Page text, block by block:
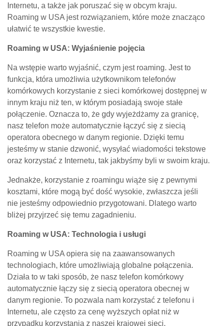
Internetu, a także jak poruszać się w obcym kraju.
Roaming w USA jest rozwiązaniem, które może znacząco
ułatwić te wszystkie kwestie.
Roaming w USA: Wyjaśnienie pojęcia
Na wstępie warto wyjaśnić, czym jest roaming. Jest to
funkcja, która umożliwia użytkownikom telefonów
komórkowych korzystanie z sieci komórkowej dostępnej w
innym kraju niż ten, w którym posiadają swoje stałe
połączenie. Oznacza to, że gdy wyjeżdżamy za granicę,
nasz telefon może automatycznie łączyć się z siecią
operatora obecnego w danym regionie. Dzięki temu
jesteśmy w stanie dzwonić, wysyłać wiadomości tekstowe
oraz korzystać z Internetu, tak jakbyśmy byli w swoim kraju.
Jednakże, korzystanie z roamingu wiąże się z pewnymi
kosztami, które mogą być dość wysokie, zwłaszcza jeśli
nie jesteśmy odpowiednio przygotowani. Dlatego warto
bliżej przyjrzeć się temu zagadnieniu.
Roaming w USA: Technologia i usługi
Roaming w USA opiera się na zaawansowanych
technologiach, które umożliwiają globalne połączenia.
Działa to w taki sposób, że nasz telefon komórkowy
automatycznie łączy się z siecią operatora obecnej w
danym regionie. To pozwala nam korzystać z telefonu i
Internetu, ale często za cenę wyższych opłat niż w
przypadku korzystania z naszej krajowej sieci.